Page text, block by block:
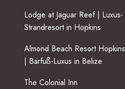
Lodge at Jaguar Reef | Luxus-
Strandresort in Hopkins
Almond Beach Resort Hopkins
| Barfuß-Luxus in Belize
The Colonial Inn